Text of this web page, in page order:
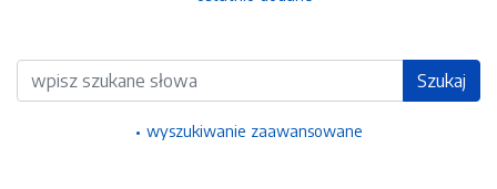
Wyszukiwarka Szukaj
wyszukiwanie zaawansowane